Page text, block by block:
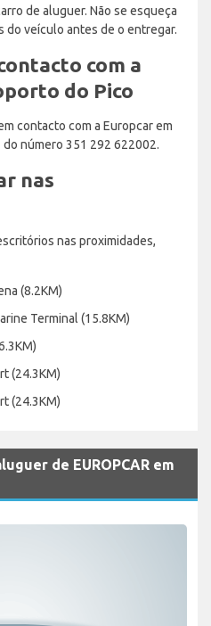
de aluguer. Não se esqueça
do veículo antes de o entregar.
com a
do Pico
contacto com a Europcar em
número 351 292 622002.
nas
nas proximidades,
(8.2KM)
Terminal (15.8KM)
(24.3KM)
(24.3KM)
de EUROPCAR em